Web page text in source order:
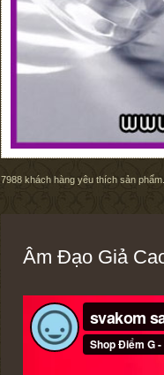
7988 khách hàng yêu thích sản phẩm.
Âm Đạo Giả